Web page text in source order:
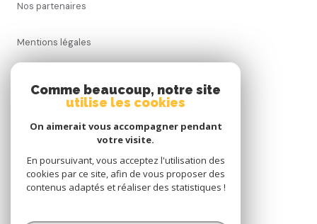
nos partenaires
mentions légales
Comme beaucoup, notre site
utilise les cookies
On aimerait vous accompagner pendant
votre visite.
En poursuivant, vous acceptez l'utilisation des
cookies par ce site, afin de vous proposer des
contenus adaptés et réaliser des statistiques !